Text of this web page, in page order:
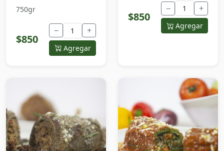
750gr
$850
− +
Agregar
$850
− +
Agregar